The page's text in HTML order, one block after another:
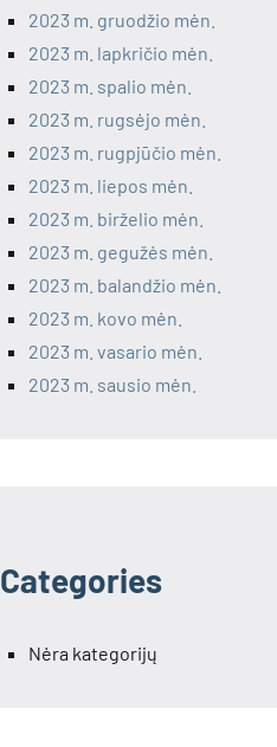
2023 m. gruodžio mėn.
2023 m. lapkričio mėn.
2023 m. spalio mėn.
2023 m. rugsėjo mėn.
2023 m. rugpjūčio mėn.
2023 m. liepos mėn.
2023 m. birželio mėn.
2023 m. gegužės mėn.
2023 m. balandžio mėn.
2023 m. kovo mėn.
2023 m. vasario mėn.
2023 m. sausio mėn.
Categories
Nėra kategorijų